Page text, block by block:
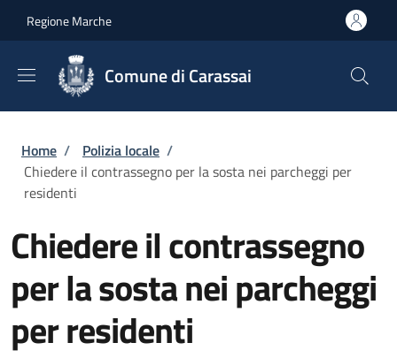
Regione Marche
Comune di Carassai
Briciole di pane
Home / Polizia locale /
Chiedere il contrassegno per la sosta nei parcheggi per
residenti
Chiedere il contrassegno
per la sosta nei parcheggi
per residenti